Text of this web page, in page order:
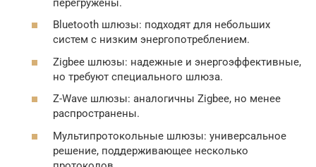
перегружены.
Bluetooth шлюзы: подходят для небольших
систем с низким энергопотреблением.
Zigbee шлюзы: надежные и энергоэффективные,
но требуют специального шлюза.
Z-Wave шлюзы: аналогичны Zigbee, но менее
распространены.
Мультипротокольные шлюзы: универсальное
решение, поддерживающее несколько